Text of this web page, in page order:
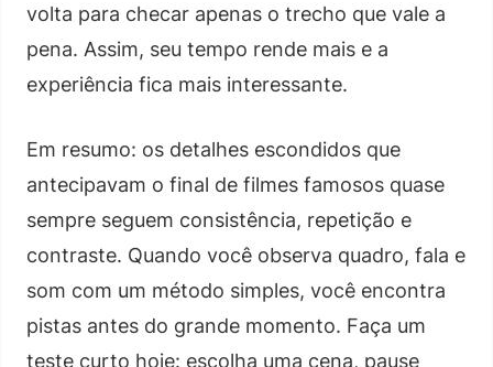
volta para checar apenas o trecho que vale a
pena. Assim, seu tempo rende mais e a
experiência fica mais interessante.
Em resumo: os detalhes escondidos que
antecipavam o final de filmes famosos quase
sempre seguem consistência, repetição e
contraste. Quando você observa quadro, fala e
som com um método simples, você encontra
pistas antes do grande momento. Faça um
teste curto hoje: escolha uma cena, pause